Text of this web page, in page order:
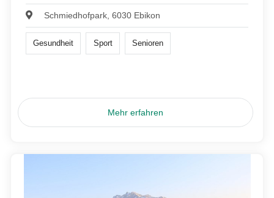
Schmiedhofpark, 6030 Ebikon
Gesundheit Sport Senioren
Mehr erfahren